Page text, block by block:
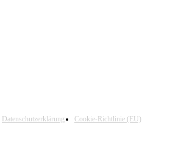
Datenschutzerklärung Cookie-Richtlinie (EU)